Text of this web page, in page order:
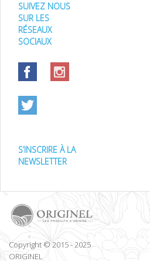
SUIVEZ NOUS
SUR LES
RÉSEAUX
SOCIAUX
S’INSCRIRE À LA
NEWSLETTER
Copyright © 2015 - 2025
ORIGINEL